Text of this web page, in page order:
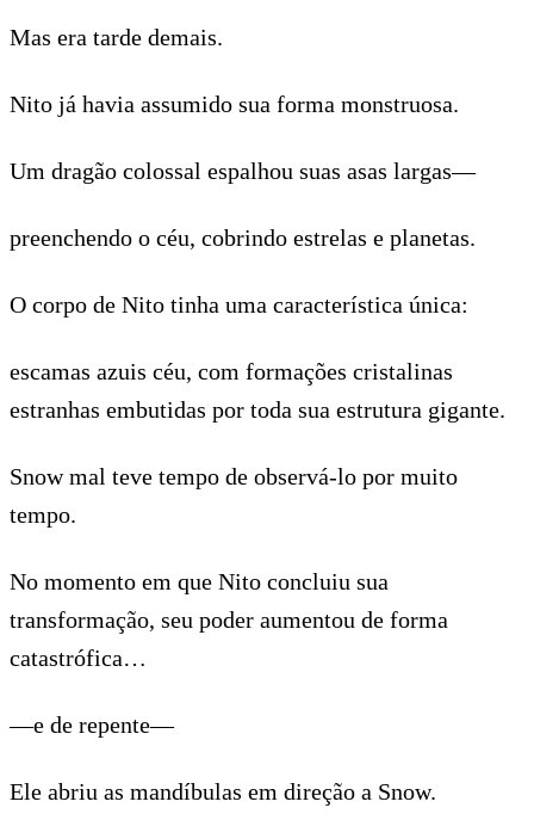
Mas era tarde demais.
Nito já havia assumido sua forma monstruosa.
Um dragão colossal espalhou suas asas largas—
preenchendo o céu, cobrindo estrelas e planetas.
O corpo de Nito tinha uma característica única:
escamas azuis céu, com formações cristalinas
estranhas embutidas por toda sua estrutura gigante.
Snow mal teve tempo de observá-lo por muito
tempo.
No momento em que Nito concluiu sua
transformação, seu poder aumentou de forma
catastrófica…
—e de repente—
Ele abriu as mandíbulas em direção a Snow.